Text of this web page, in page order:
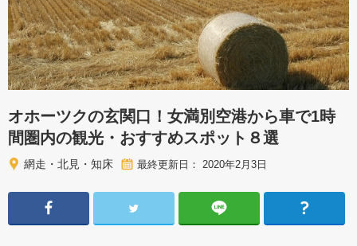
オホーツクの玄関口！女満別空港から車で1時
間圏内の観光・おすすめスポット８選
網走・北見・知床 最終更新日： 2020年2月3日